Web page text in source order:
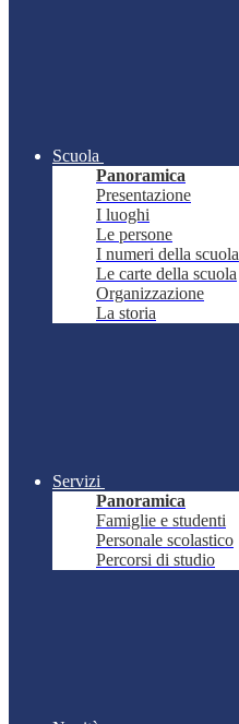
Scuola
Panoramica
Presentazione
I luoghi
Le persone
I numeri della scuola
Le carte della scuola
Organizzazione
La storia
Servizi
Panoramica
Famiglie e studenti
Personale scolastico
Percorsi di studio